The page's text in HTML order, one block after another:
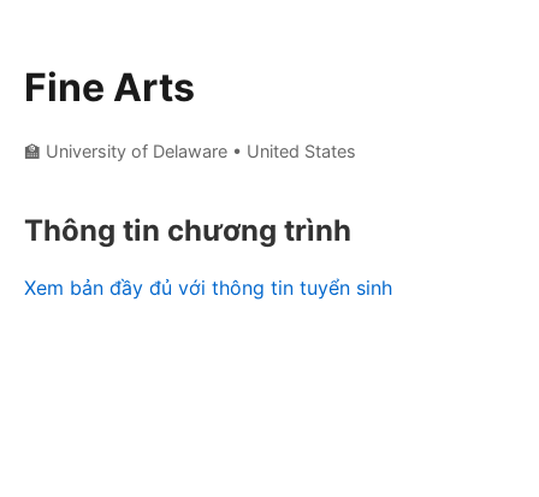
Fine Arts
🏫 University of Delaware • United States
Thông tin chương trình
Xem bản đầy đủ với thông tin tuyển sinh